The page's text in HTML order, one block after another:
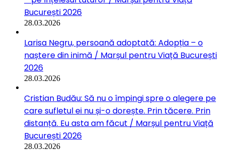
București 2026
28.03.2026
Larisa Negru, persoană adoptată: Adopția – o
naștere din inimă / Marșul pentru Viață București
2026
28.03.2026
Cristian Budău: Să nu o împingi spre o alegere pe
care sufletul ei nu și-o dorește. Prin tăcere. Prin
distanță. Eu asta am făcut / Marșul pentru Viață
București 2026
28.03.2026